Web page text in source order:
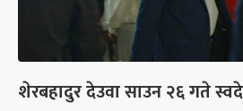
शेरबहादुर देउवा साउन २६ गते